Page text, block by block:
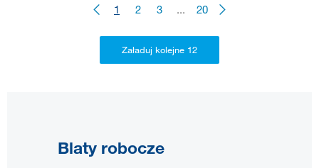
1 2 3 ... 20
Blaty robocze